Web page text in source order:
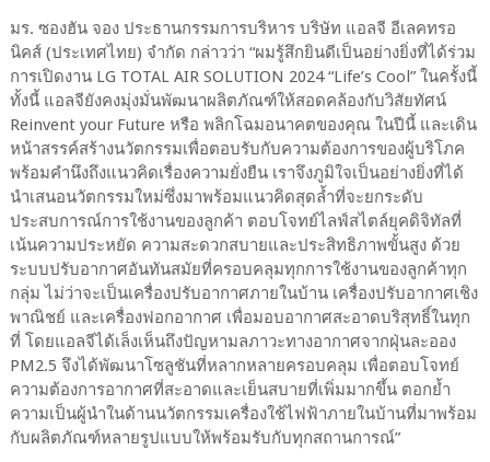
มร. ซองฮัน จอง ประธานกรรมการบริหาร บริษัท แอลจี อีเลคทรอ
นิคส์ (ประเทศไทย) จำกัด กล่าวว่า “ผมรู้สึกยินดีเป็นอย่างยิ่งที่ได้ร่วม
การเปิดงาน LG TOTAL AIR SOLUTION 2024 “Life’s Cool” ในครั้งนี้
ทั้งนี้ แอลจียังคงมุ่งมั่นพัฒนาผลิตภัณฑ์ให้สอดคล้องกับวิสัยทัศน์
Reinvent your Future หรือ พลิกโฉมอนาคตของคุณ ในปีนี้ และเดิน
หน้าสรรค์สร้างนวัตกรรมเพื่อตอบรับกับความต้องการของผู้บริโภค
พร้อมคำนึงถึงแนวคิดเรื่องความยั่งยืน เราจึงภูมิใจเป็นอย่างยิ่งที่ได้
นำเสนอนวัตกรรมใหม่ซึ่งมาพร้อมแนวคิดสุดล้ำที่จะยกระดับ
ประสบการณ์การใช้งานของลูกค้า ตอบโจทย์ไลฟ์สไตล์ยุคดิจิทัลที่
เน้นความประหยัด ความสะดวกสบายและประสิทธิภาพขั้นสูง ด้วย
ระบบปรับอากาศอันทันสมัยที่ครอบคลุมทุกการใช้งานของลูกค้าทุก
กลุ่ม ไม่ว่าจะเป็นเครื่องปรับอากาศภายในบ้าน เครื่องปรับอากาศเชิง
พาณิชย์ และเครื่องฟอกอากาศ เพื่อมอบอากาศสะอาดบริสุทธิ์ในทุก
ที่ โดยแอลจีได้เล็งเห็นถึงปัญหามลภาวะทางอากาศจากฝุ่นละออง
PM2.5 จึงได้พัฒนาโซลูชันที่หลากหลายครอบคลุม เพื่อตอบโจทย์
ความต้องการอากาศที่สะอาดและเย็นสบายที่เพิ่มมากขึ้น ตอกย้ำ
ความเป็นผู้นำในด้านนวัตกรรมเครื่องใช้ไฟฟ้าภายในบ้านที่มาพร้อม
กับผลิตภัณฑ์หลายรูปแบบให้พร้อมรับกับทุกสถานการณ์”